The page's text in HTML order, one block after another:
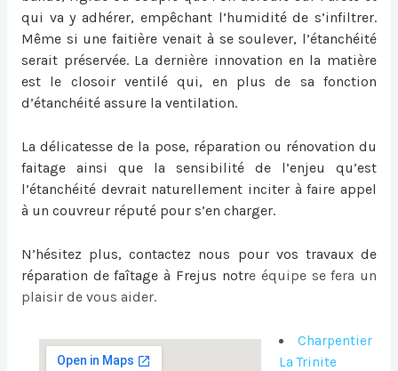
qui va y adhérer, empêchant l’humidité de s’infiltrer.
Même si une faitière venait à se soulever, l’étanchéité
serait préservée. La dernière innovation en la matière
est le closoir ventilé qui, en plus de sa fonction
d’étanchéité assure la ventilation.
La délicatesse de la pose, réparation ou rénovation du
faitage ainsi que la sensibilité de l’enjeu qu’est
l’étanchéité devrait naturellement inciter à faire appel
à un couvreur réputé pour s’en charger.
N’hésitez plus, contactez nous pour vos travaux de
réparation de faîtage à Frejus notre équipe se fera un
plaisir de vous aider.
Charpentier
La Trinite